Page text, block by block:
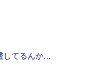
してるんか…